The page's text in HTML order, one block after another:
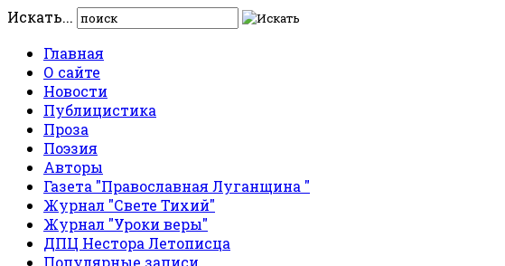
Искать...
Главная
О сайте
Новости
Публицистика
Проза
Поэзия
Авторы
Газета "Православная Луганщина "
Журнал "Свете Тихий"
Журнал "Уроки веры"
ДПЦ Нестора Летописца
Популярные записи